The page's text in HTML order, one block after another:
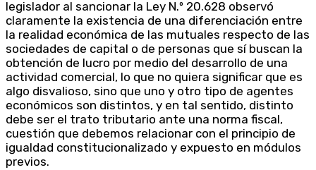
legislador al sancionar la Ley N.º 20.628 observó
claramente la existencia de una diferenciación entre
la realidad económica de las mutuales respecto de las
sociedades de capital o de personas que sí buscan la
obtención de lucro por medio del desarrollo de una
actividad comercial, lo que no quiera significar que es
algo disvalioso, sino que uno y otro tipo de agentes
económicos son distintos, y en tal sentido, distinto
debe ser el trato tributario ante una norma fiscal,
cuestión que debemos relacionar con el principio de
igualdad constitucionalizado y expuesto en módulos
previos.